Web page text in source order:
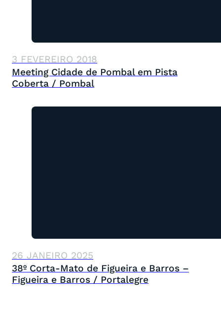
3 FEVEREIRO 2018
Meeting Cidade de Pombal em Pista
Coberta / Pombal
26 JANEIRO 2025
38º Corta-Mato de Figueira e Barros –
Figueira e Barros / Portalegre